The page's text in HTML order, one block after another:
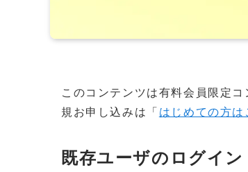
このコンテンツは有料会員限定
規お申し込みは「 はじめての方は
既存ユーザのログイン